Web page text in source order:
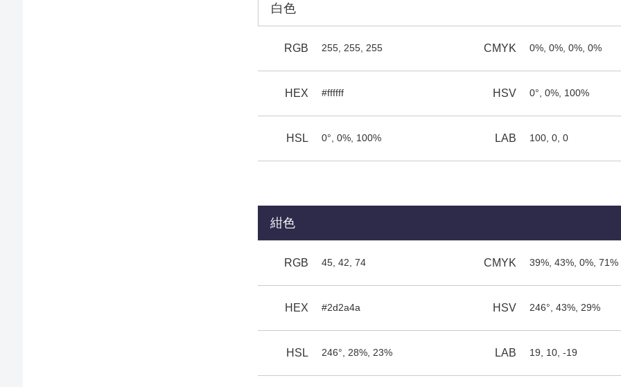
白色
RGB 255, 255, 255 CMYK 0%, 0%, 0%, 0%
HEX #ffffff HSV 0°, 0%, 100%
HSL 0°, 0%, 100% LAB 100, 0, 0
紺色
RGB 45, 42, 74 CMYK 39%, 43%, 0%, 71%
HEX #2d2a4a HSV 246°, 43%, 29%
HSL 246°, 28%, 23% LAB 19, 10, -19